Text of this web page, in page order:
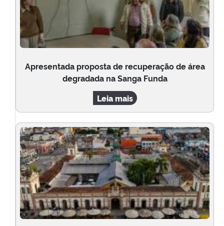
Apresentada proposta de recuperação de área
degradada na Sanga Funda
Leia mais